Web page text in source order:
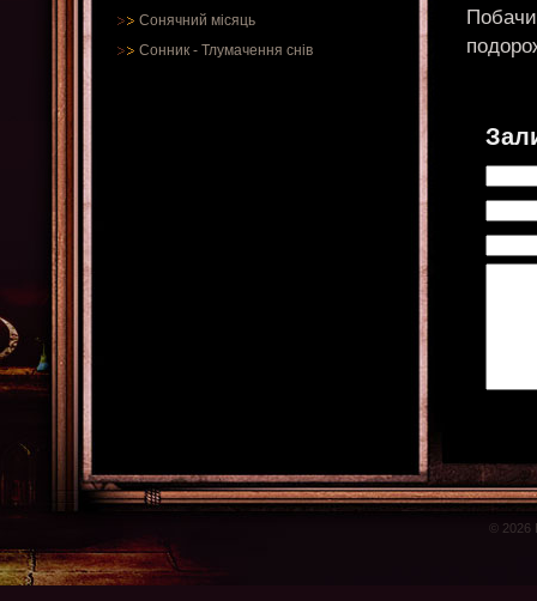
Сонячний місяць
Сонник - Тлумачення снів
© 2026